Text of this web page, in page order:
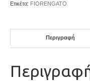
Ετικέτα: FIORENGATO
Περιγραφή